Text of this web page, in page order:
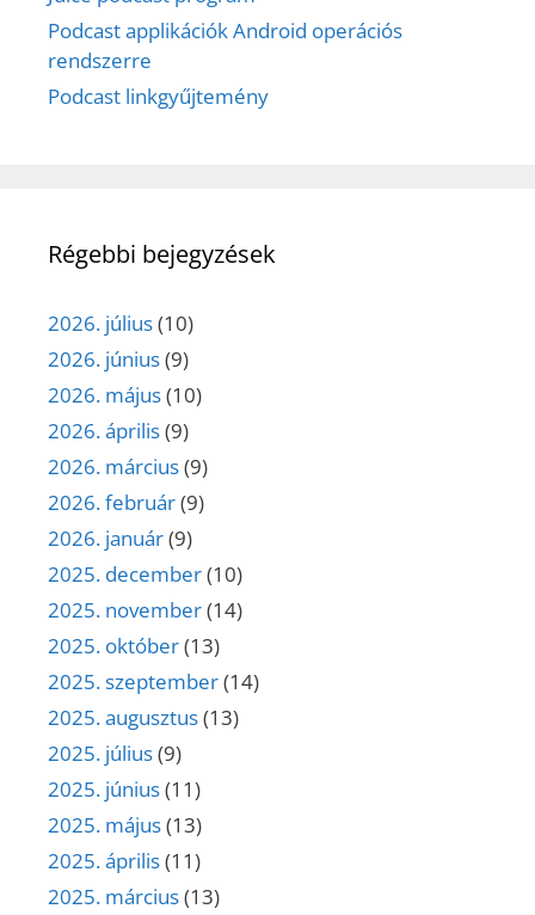
Podcast applikációk Android operációs
rendszerre
Podcast linkgyűjtemény
Régebbi bejegyzések
2026. július(10)
2026. június(9)
2026. május(10)
2026. április(9)
2026. március(9)
2026. február(9)
2026. január(9)
2025. december(10)
2025. november(14)
2025. október(13)
2025. szeptember(14)
2025. augusztus(13)
2025. július(9)
2025. június(11)
2025. május(13)
2025. április(11)
2025. március(13)